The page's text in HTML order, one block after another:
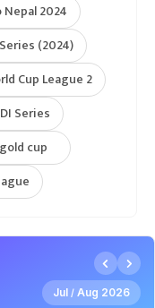
2024
(2024)
Cup League 2
Series
cup
Jul / Aug 2026